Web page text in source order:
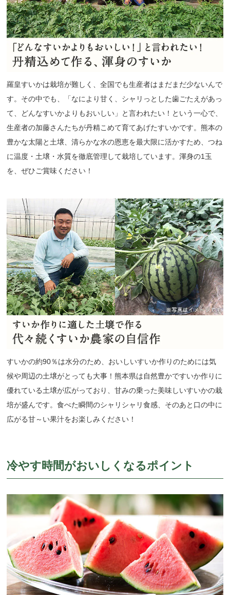
羅皇すいかは栽培が難しく、全国でも生産者はまだまだ少ないんで
す。その中でも、「なにより甘く、シャリっとした歯ごたえがあっ
て、どんなすいかよりもおいしい」と言われたい！という一心で、
生産者の加藤さんたちが丹精こめて育てあげたすいかです。熊本の
豊かな太陽と土壌、清らかな水の恩恵を最大限に活かすため、つね
に温度・土壌・水質を徹底管理して栽培しています。渾身の1玉
を、ぜひご賞味ください！
すいかの約90％は水分のため、おいしいすいか作りのためには気
候や周辺の土壌がとっても大事！熊本県は自然豊かですいか作りに
優れている土壌が広がっており、甘みの乗った美味しいすいかの栽
培が盛んです。食べた瞬間のシャリシャリ食感、そのあと口の中に
広がる甘～い果汁をお楽しみください！
冷やす時間がおいしくなるポイント